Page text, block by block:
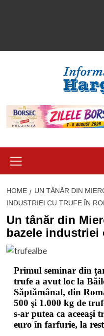
Menu
HOME
UN TÂNĂR DIN
INDUSTRIEI CU TRUFE ÎN
Un tânăr din
bazele industriei
Primul seminar din
trufe a avut loc la
Săptămânal, din
500 şi 1.000 kg de
s-ar putea ca aceeaşi
euro în farfurie, la